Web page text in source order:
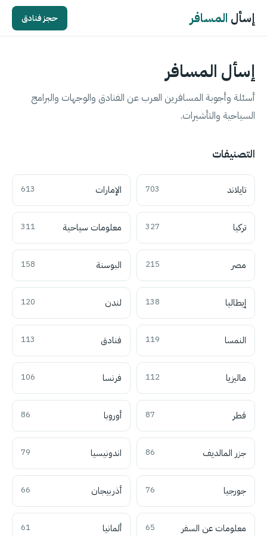
إسأل المسافر حجز فنادق
إسأل المسافر
أسئلة وأجوبة المسافرين العرب عن الفنادق والوجهات والبرامج
السياحية والتأشيرات.
التصنيفات
تايلاند 703 الإمارات 613
تركيا 327 معلومات سياحية 311
مصر 215 البوسنة 158
إيطاليا 138 لندن 120
النمسا 119 فنادق 113
ماليزيا 112 فرنسا 106
قطر 87 أوروبا 86
جزر المالديف 86 اندونيسيا 79
جورجيا 76 أذربيجان 66
معلومات عن السفر 65 ألمانيا 61